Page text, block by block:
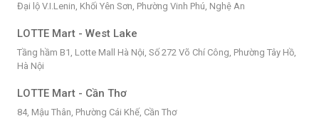
Đại lộ V.I.Lenin, Khối Yên Sơn, Phường Vinh Phú, Nghệ An
LOTTE Mart - West Lake
Tầng hầm B1, Lotte Mall Hà Nội, Số 272 Võ Chí Công, Phường Tây Hồ,
Hà Nội
LOTTE Mart - Cần Thơ
84, Mậu Thân, Phường Cái Khế, Cần Thơ